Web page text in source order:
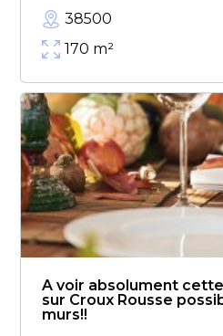
38500
170 m²
A voir absolument
sur Croux Rousse
murs!!